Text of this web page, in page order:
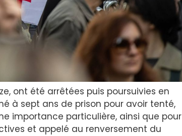
ont été arrêtées puis poursuivies en
à sept ans de prison pour avoir tenté,
importance particulière, ainsi que pour
et appelé au renversement du